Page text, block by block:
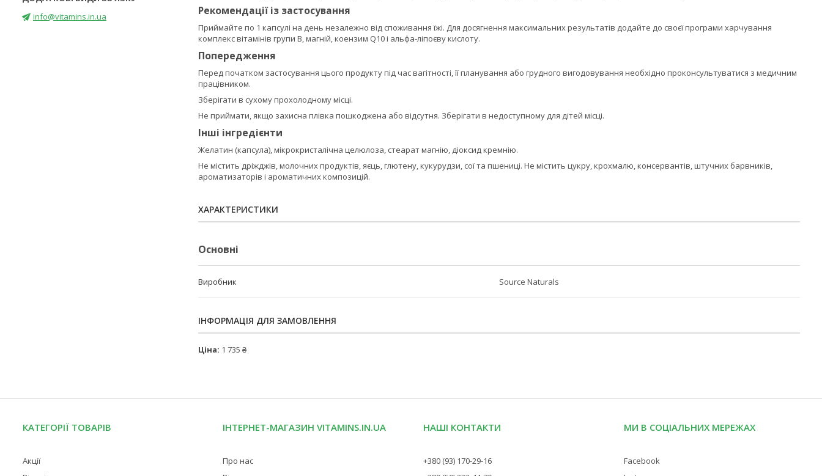
Рекомендації із застосування
Приймайте по 1 капсулі на день незалежно від споживання їжі. Для досягнення максимальних результатів додайте до своєї програми харчування
комплекс вітамінів групи B, магній, коензим Q10 і альфа-ліпоєву кислоту.
Попередження
Перед початком застосування цього продукту під час вагітності, її планування або грудного вигодовування необхідно проконсультуватися з медичним
працівником.
Зберігати в сухому прохолодному місці.
Не приймати, якщо захисна плівка пошкоджена або відсутня. Зберігати в недоступному для дітей місці.
Інші інгредієнти
Желатин (капсула), мікрокристалічна целюлоза, стеарат магнію, діоксид кремнію.
Не містить дріжджів, молочних продуктів, яєць, глютену, кукурудзи, сої та пшениці. Не містить цукру, крохмалю, консервантів, штучних барвників,
ароматизаторів і ароматичних композицій.
ХАРАКТЕРИСТИКИ
Основні
Виробник Source Naturals
ІНФОРМАЦІЯ ДЛЯ ЗАМОВЛЕННЯ
Ціна: 1 735 ₴
info@vitamins.in.ua
КАТЕГОРІЇ ТОВАРІВ
Акції
ІНТЕРНЕТ-МАГАЗИН VITAMINS.IN.UA
Про нас
НАШІ КОНТАКТИ
+380 (93) 170-29-16
МИ В СОЦІАЛЬНИХ МЕРЕЖАХ
Facebook